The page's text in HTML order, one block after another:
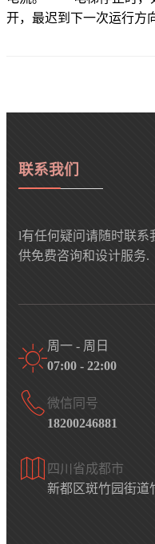
开，最迟到下一次运行方
联系我们
l有任何疑问请随时联系
供免费咨询和设计服务.
周一 - 周日
07:00 - 22:00
微信同号
18200246881
四川省成都市
新都区斑竹园街道